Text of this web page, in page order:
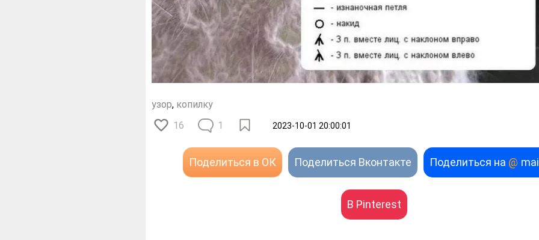
узор, копилку
16
1 2023-10-01 20:00:01
Поделиться в ОК Поделиться Вконтакте Поделиться на @
В Pinterest